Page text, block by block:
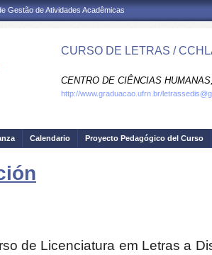
Gestão de Atividades Acadêmicas
CURSO DE LETRAS /
CENTRO DE CIÊNCIAS
http://www.graduacao.ufrn.br/
Calendario Proyecto Pedagógico del Curso
de Licenciatura em Letras a